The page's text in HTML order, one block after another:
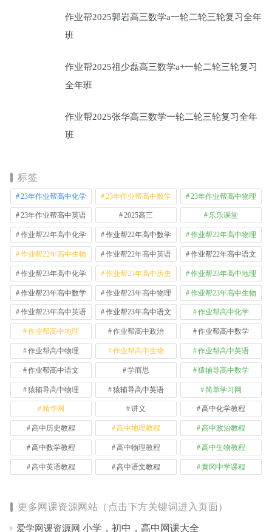
作业帮2025郭岩高三数学a一轮二轮三轮复习全年
班
作业帮2025祖少磊高三数学a+一轮二轮三轮复习
全年班
作业帮2025张华高三数学一轮二轮三轮复习全年
班
标签
23年作业帮高中化学 23年作业帮高中数学 23年作业帮高中物理
23年作业帮高中英语 2025高三 乐乐课堂
作业帮22年高中化学 作业帮22年高中数学 作业帮22年高中物理
作业帮22年高中生物 作业帮22年高中英语 作业帮22年高中语文
作业帮23年高中化学 作业帮23年高中历史 作业帮23年高中地理
作业帮23年高中数学 作业帮23年高中物理 作业帮23年高中生物
作业帮23年高中英语 作业帮23年高中语文 作业帮高中化学
作业帮高中地理 作业帮高中政治 作业帮高中数学
作业帮高中物理 作业帮高中生物 作业帮高中英语
作业帮高中语文 学而思 猿辅导高中数学
猿辅导高中物理 猿辅导高中英语 简单学习网
精华网 讲义 高中化学教程
高中历史教程 高中地理教程 高中政治教程
高中数学教程 高中物理教程 高中生物教程
高中英语教程 高中语文教程 黄冈中学课程
更多网课资源网站（点击下方关键词进入页面）
爱学网课资源网 小学，初中，高中网课大全